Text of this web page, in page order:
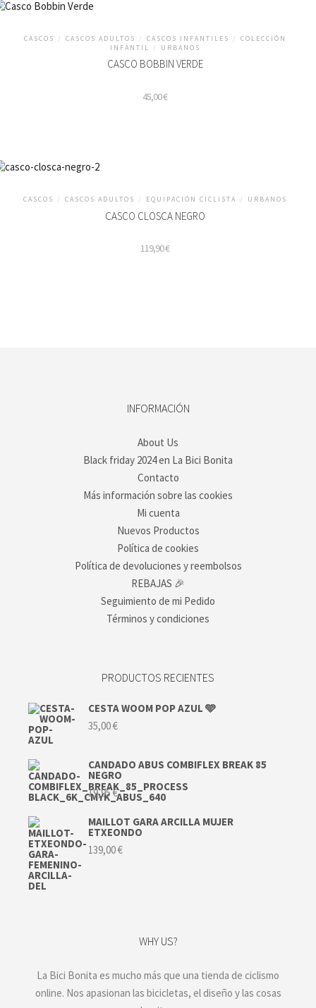
CASCOS / CASCOS ADULTOS / CASCOS INFANTILES /
COLECCIÓN
INFANTIL
/ URBANOS
CASCO BOBBIN VERDE
45,00€
CASCOS / CASCOS ADULTOS / EQUIPACIÓN CICLISTA / URBANOS
CASCO CLOSCA NEGRO
119,90€
INFORMACIÓN
About Us
Black friday 2024 en La Bici Bonita
Contacto
Más información sobre las cookies
Mi cuenta
Nuevos Productos
Política de cookies
Política de devoluciones y reembolsos
REBAJAS 🎉
Seguimiento de mi Pedido
Términos y condiciones
PRODUCTOS RECIENTES
CESTA WOOM POP AZUL 🩵
35,00€
CANDADO ABUS COMBIFLEX BREAK 85
NEGRO
19,95€
MAILLOT GARA ARCILLA MUJER
ETXEONDO
139,00€
WHY US?
La Bici Bonita es mucho más que una tienda de ciclismo
online. Nos apasionan las bicicletas, el diseño y las cosas